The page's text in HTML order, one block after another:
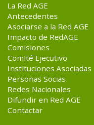
La Red AGE
Antecedentes
Asociarse a la Red AGE
Impacto de RedAGE
Comisiones
Comité Ejecutivo
Instituciones Asociadas
Personas Socias
Redes Nacionales
Difundir en Red AGE
Contactar